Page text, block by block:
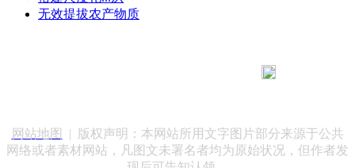
无效提拔农产物质
网站地图
| 版权声明：本网站所用文字图片部分来源于公共
网络或者素材网站，凡图文未署名者均为原始状况，但作者发